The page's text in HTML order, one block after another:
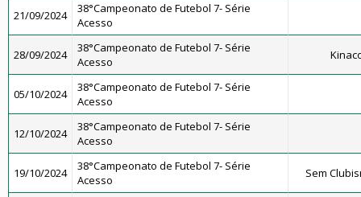
21/09/2024
38°Campeonato de Futebol 7- Série
Acesso
28/09/2024
38°Campeonato de Futebol 7- Série
Acesso
05/10/2024
38°Campeonato de Futebol 7- Série
Acesso
12/10/2024
38°Campeonato de Futebol 7- Série
Acesso
19/10/2024
38°Campeonato de Futebol 7- Série
Acesso
Sem